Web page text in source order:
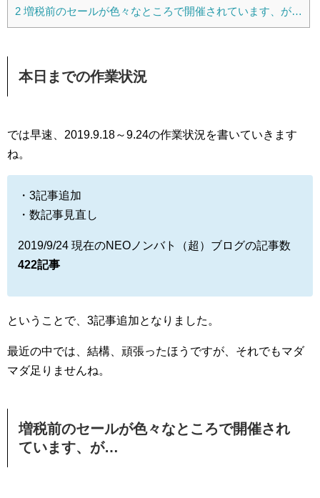
2 増税前のセールが色々なところで開催されています、が…
本日までの作業状況
では早速、2019.9.18～9.24の作業状況を書いていきます
ね。
・3記事追加
・数記事見直し
2019/9/24 現在のNEOノンバト（超）ブログの記事数
422記事
ということで、3記事追加となりました。
最近の中では、結構、頑張ったほうですが、それでもマダ
マダ足りませんね。
増税前のセールが色々なところで開催され
ています、が…